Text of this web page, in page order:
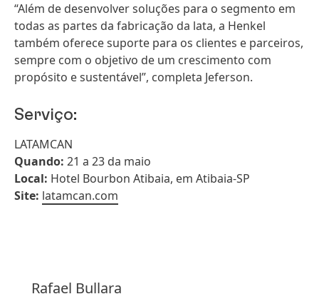
“Além de desenvolver soluções para o segmento em
todas as partes da fabricação da lata, a Henkel
também oferece suporte para os clientes e parceiros,
sempre com o objetivo de um crescimento com
propósito e sustentável”, completa Jeferson.
Serviço:
LATAMCAN
Quando: 21 a 23 da maio
Local: Hotel Bourbon Atibaia, em Atibaia-SP
Site: latamcan.com
Rafael Bullara